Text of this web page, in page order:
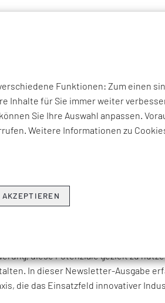
ROBOTIC
einsetzbar.
diese Potenziale gezielt zu
In dieser Newsletter-Ausgabe
die das Einsatzfeld innovativer
Funktionen: Zum einen
Inhalte für Sie immer weiter
Sie Ihre Auswahl anpassen.
Weitere Informationen zu